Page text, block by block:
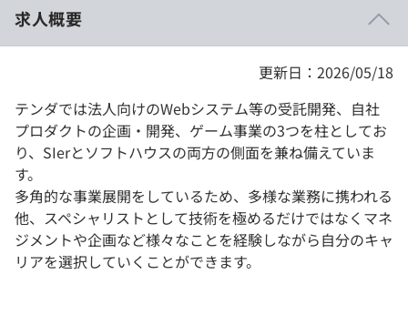
契約内容・クーポン
求人概要
更新日：2026/05/18
テンダでは法人向けのWebシステム等の受託開発、自社
プロダクトの企画・開発、ゲーム事業の3つを柱としてお
り、SIerとソフトハウスの両方の側面を兼ね備えていま
す。
多角的な事業展開をしているため、多様な業務に携われる
他、スペシャリストとして技術を極めるだけではなくマネ
ジメントや企画など様々なことを経験しながら自分のキャ
リアを選択していくことができます。